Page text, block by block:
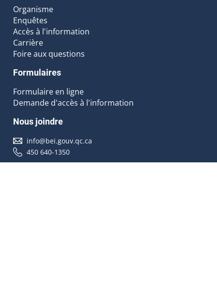
Organisme
Enquêtes
Accès à l'information
Carrière
Foire aux questions
Formulaires
Formulaire en ligne
Demande d'accès à l'information
Nous joindre
info@bei.gouv.qc.ca
450 640-1350